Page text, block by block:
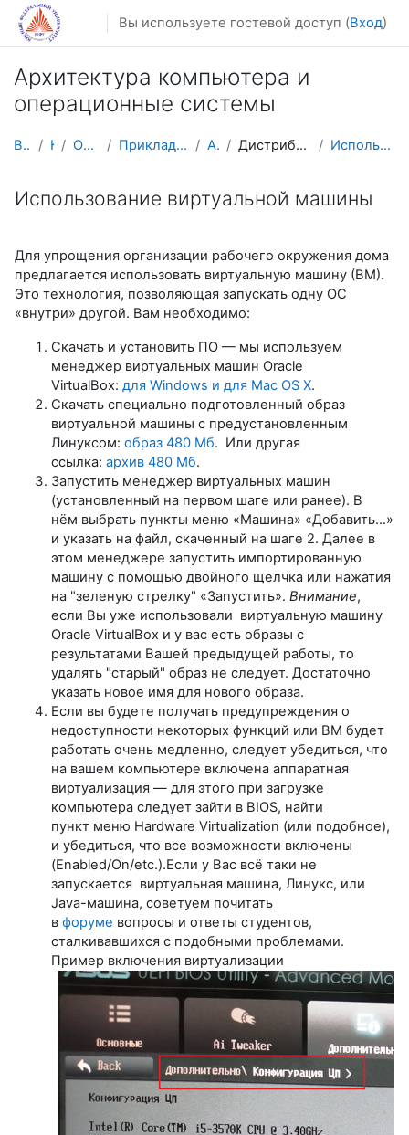
Перейти к основному содержанию
Вы используете гостевой доступ (Вход)
Архитектура компьютера и
операционные системы
В начало Курсы Осенний семестр Прикладная математика и информатика AM CA&OS Дистрибутивы и справочная информация Использование виртуальной машины
Использование виртуальной машины
Для упрощения организации рабочего окружения дома
предлагается использовать виртуальную машину (ВМ).
Это технология, позволяющая запускать одну ОС
«внутри» другой. Вам необходимо:
Скачать и установить ПО — мы используем
менеджер виртуальных машин Oracle
VirtualBox: для Windows и для Mac OS X.
Скачать специально подготовленный образ
виртуальной машины с предустановленным
Линуксом: образ 480 Mб. Или другая
ссылка: архив 480 Мб.
Запустить менеджер виртуальных машин
(установленный на первом шаге или ранее). В
нём выбрать пункты меню «Машина» «Добавить...»
и указать на файл, скаченный на шаге 2. Далее в
этом менеджере запустить импортированную
машину с помощью двойного щелчка или нажатия
на "зеленую стрелку" «Запустить». Внимание,
если Вы уже использовали виртуальную машину
Oracle VirtualBox и у вас есть образы с
результатами Вашей предыдущей работы, то
удалять "старый" образ не следует. Достаточно
указать новое имя для нового образа.
Если вы будете получать предупреждения о
недоступности некоторых функций или ВМ будет
работать очень медленно, следует убедиться, что
на вашем компьютере включена аппаратная
виртуализация — для этого при загрузке
компьютера следует зайти в BIOS, найти
пункт меню Hardware Virtualization (или подобное),
и убедиться, что все возможности включены
(Enabled/On/etc.).Если у Вас всё таки не
запускается виртуальная машина, Линукс, или
Java-машина, советуем почитать
в форуме вопросы и ответы студентов,
сталкивавшихся с подобными проблемами.
Пример включения виртуализации